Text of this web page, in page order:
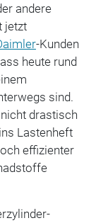
andere
jetzt
-Kunden
heute rund
sind.
drastisch
Lastenheft
effizienter